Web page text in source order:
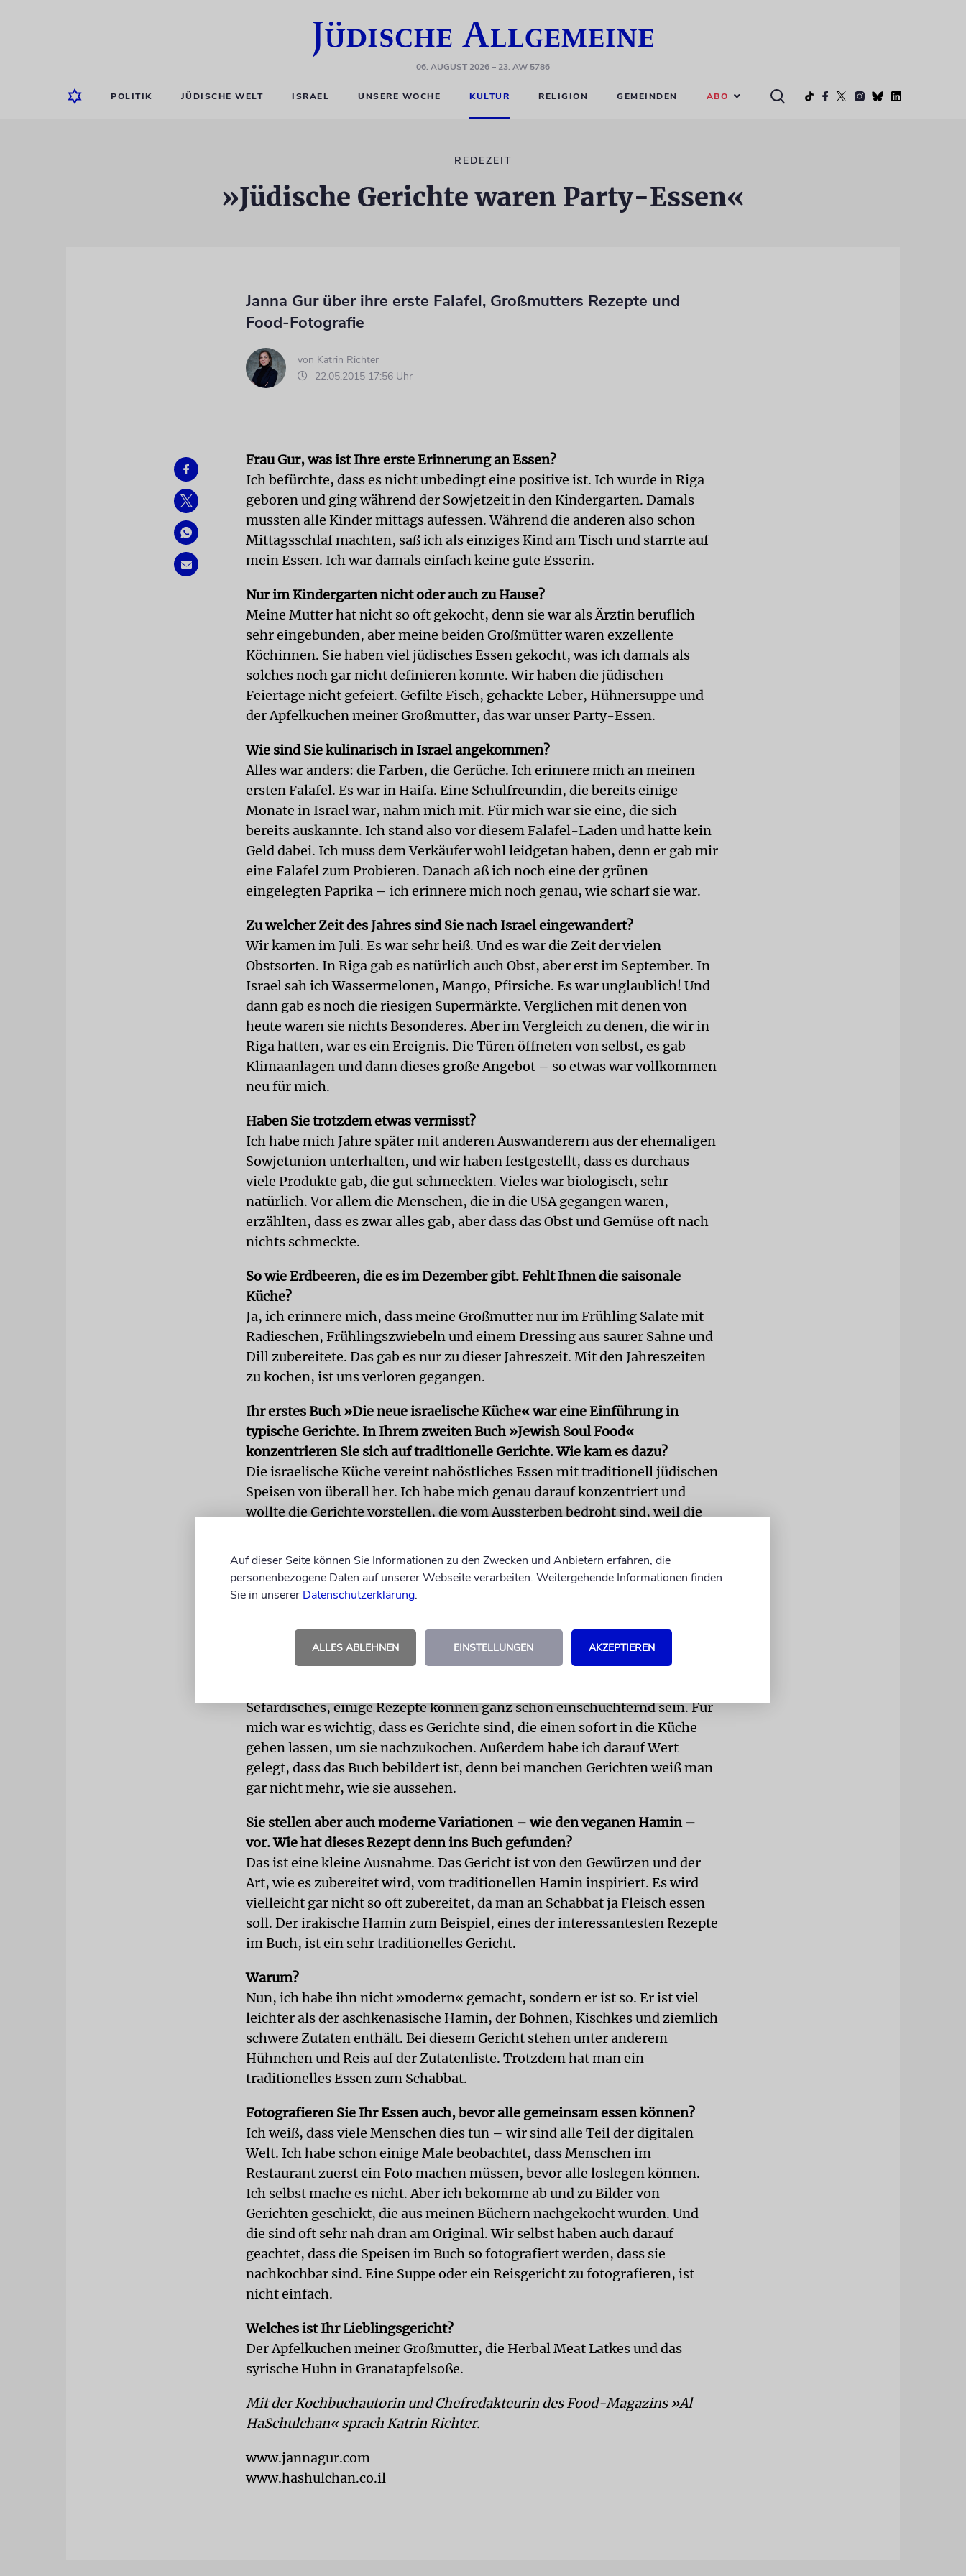
06. AUGUST 2026– 23. AW 5786
POLITIK JÜDISCHE WELT ISRAEL UNSERE WOCHE KULTUR RELIGION GEMEINDEN ABO
REDEZEIT
»Jüdische Gerichte waren Party-Essen«
Janna Gur über ihre erste Falafel, Großmutters Rezepte und
Food-Fotografie
von Katrin Richter
22.05.2015 17:56 Uhr
Frau Gur, was ist Ihre erste Erinnerung an Essen?
Ich befürchte, dass es nicht unbedingt eine positive ist. Ich wurde in Riga
geboren und ging während der Sowjetzeit in den Kindergarten. Damals
mussten alle Kinder mittags aufessen. Während die anderen also schon
Mittagsschlaf machten, saß ich als einziges Kind am Tisch und starrte auf
mein Essen. Ich war damals einfach keine gute Esserin.
Nur im Kindergarten nicht oder auch zu Hause?
Meine Mutter hat nicht so oft gekocht, denn sie war als Ärztin beruflich
sehr eingebunden, aber meine beiden Großmütter waren exzellente
Köchinnen. Sie haben viel jüdisches Essen gekocht, was ich damals als
solches noch gar nicht definieren konnte. Wir haben die jüdischen
Feiertage nicht gefeiert. Gefilte Fisch, gehackte Leber, Hühnersuppe und
der Apfelkuchen meiner Großmutter, das war unser Party-Essen.
Wie sind Sie kulinarisch in Israel angekommen?
Alles war anders: die Farben, die Gerüche. Ich erinnere mich an meinen
ersten Falafel. Es war in Haifa. Eine Schulfreundin, die bereits einige
Monate in Israel war, nahm mich mit. Für mich war sie eine, die sich
bereits auskannte. Ich stand also vor diesem Falafel-Laden und hatte kein
Geld dabei. Ich muss dem Verkäufer wohl leidgetan haben, denn er gab mir
eine Falafel zum Probieren. Danach aß ich noch eine der grünen
eingelegten Paprika – ich erinnere mich noch genau, wie scharf sie war.
Zu welcher Zeit des Jahres sind Sie nach Israel eingewandert?
Wir kamen im Juli. Es war sehr heiß. Und es war die Zeit der vielen
Obstsorten. In Riga gab es natürlich auch Obst, aber erst im September. In
Israel sah ich Wassermelonen, Mango, Pfirsiche. Es war unglaublich! Und
dann gab es noch die riesigen Supermärkte. Verglichen mit denen von
heute waren sie nichts Besonderes. Aber im Vergleich zu denen, die wir in
Riga hatten, war es ein Ereignis. Die Türen öffneten von selbst, es gab
Klimaanlagen und dann dieses große Angebot – so etwas war vollkommen
neu für mich.
Haben Sie trotzdem etwas vermisst?
Ich habe mich Jahre später mit anderen Auswanderern aus der ehemaligen
Sowjetunion unterhalten, und wir haben festgestellt, dass es durchaus
viele Produkte gab, die gut schmeckten. Vieles war biologisch, sehr
natürlich. Vor allem die Menschen, die in die USA gegangen waren,
erzählten, dass es zwar alles gab, aber dass das Obst und Gemüse oft nach
nichts schmeckte.
So wie Erdbeeren, die es im Dezember gibt. Fehlt Ihnen die saisonale
Küche?
Ja, ich erinnere mich, dass meine Großmutter nur im Frühling Salate mit
Radieschen, Frühlingszwiebeln und einem Dressing aus saurer Sahne und
Dill zubereitete. Das gab es nur zu dieser Jahreszeit. Mit den Jahreszeiten
zu kochen, ist uns verloren gegangen.
Ihr erstes Buch »Die neue israelische Küche« war eine Einführung in
typische Gerichte. In Ihrem zweiten Buch »Jewish Soul Food«
konzentrieren Sie sich auf traditionelle Gerichte. Wie kam es dazu?
Die israelische Küche vereint nahöstliches Essen mit traditionell jüdischen
Speisen von überall her. Ich habe mich genau darauf konzentriert und
wollte die Gerichte vorstellen, die vom Aussterben bedroht sind, weil die
existieren. Der einzige Ort, an dem diese Speisen noch am Leben erhalten
werden, ist Israel. Und keiner weiß, wie lange sie noch gekocht werden.
Man darf also diese Gerichte nicht allein vorstellen, sondern muss die
Gerichte beschränkt, die sehr einfach zubereitet werden können.
Wie sind Sie dabei vorgegangen?
Sefardisches, einige Rezepte können ganz schön einschüchternd sein. Für
mich war es wichtig, dass es Gerichte sind, die einen sofort in die Küche
gehen lassen, um sie nachzukochen. Außerdem habe ich darauf Wert
gelegt, dass das Buch bebildert ist, denn bei manchen Gerichten weiß man
gar nicht mehr, wie sie aussehen.
Sie stellen aber auch moderne Variationen – wie den veganen Hamin –
vor. Wie hat dieses Rezept denn ins Buch gefunden?
Das ist eine kleine Ausnahme. Das Gericht ist von den Gewürzen und der
Art, wie es zubereitet wird, vom traditionellen Hamin inspiriert. Es wird
vielleicht gar nicht so oft zubereitet, da man an Schabbat ja Fleisch essen
soll. Der irakische Hamin zum Beispiel, eines der interessantesten Rezepte
im Buch, ist ein sehr traditionelles Gericht.
Warum?
Nun, ich habe ihn nicht »modern« gemacht, sondern er ist so. Er ist viel
leichter als der aschkenasische Hamin, der Bohnen, Kischkes und ziemlich
schwere Zutaten enthält. Bei diesem Gericht stehen unter anderem
Hühnchen und Reis auf der Zutatenliste. Trotzdem hat man ein
traditionelles Essen zum Schabbat.
Fotografieren Sie Ihr Essen auch, bevor alle gemeinsam essen können?
Ich weiß, dass viele Menschen dies tun – wir sind alle Teil der digitalen
Welt. Ich habe schon einige Male beobachtet, dass Menschen im
Restaurant zuerst ein Foto machen müssen, bevor alle loslegen können.
Ich selbst mache es nicht. Aber ich bekomme ab und zu Bilder von
Gerichten geschickt, die aus meinen Büchern nachgekocht wurden. Und
die sind oft sehr nah dran am Original. Wir selbst haben auch darauf
geachtet, dass die Speisen im Buch so fotografiert werden, dass sie
nachkochbar sind. Eine Suppe oder ein Reisgericht zu fotografieren, ist
nicht einfach.
Welches ist Ihr Lieblingsgericht?
Der Apfelkuchen meiner Großmutter, die Herbal Meat Latkes und das
syrische Huhn in Granatapfelsoße.
Mit der Kochbuchautorin und Chefredakteurin des Food-Magazins »Al
HaSchulchan« sprach Katrin Richter.
www.jannagur.com
www.hashulchan.co.il
Auf dieser Seite können Sie Informationen zu den Zwecken und Anbietern erfahren, die
personenbezogene Daten auf unserer Webseite verarbeiten. Weitergehende Informationen finden
Sie in unserer Datenschutzerklärung.
ALLES ABLEHNEN EINSTELLUNGEN AKZEPTIEREN